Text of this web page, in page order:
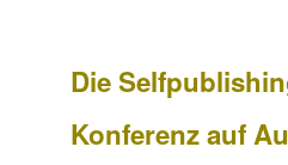
Die
Konferenz auf